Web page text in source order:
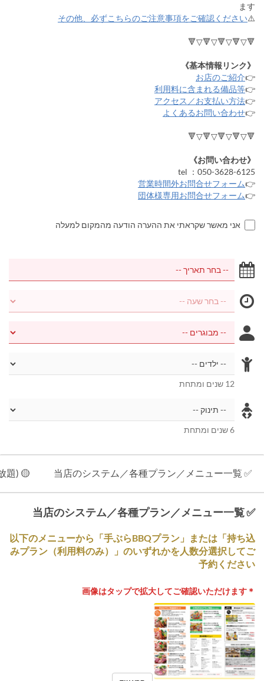
ます
⚠️
その他、必ずこちらのご注意事項をご確認ください
🔻▽🔻▽🔻▽🔻▽🔻
《基本情報リンク》
👉
お店のご紹介
👉
利用料に含まれる備品等
👉
アクセス／お支払い方法
👉
よくあるお問い合わせ
🔻▽🔻▽🔻▽🔻▽🔻
《お問い合わせ》
tel ：050-3628-6125
👉
営業時間外お問合せフォーム
👉
団体様専用お問合せフォーム
אני מאשר שקראתי את ההערה הודעה מהמקום למעלה
12 שנים ומתחת
6 שנים ומתחת
✅ 当店のシステム／各種プラン／メニュー一覧
🟡 手ぶらBBQプラン(大人利用料＋食材＋飲み放題)
✅ 当店のシステム／各種プラン／メニュー一覧
以下のメニューから「手ぶらBBQプラン」または「持ち込
みプラン（利用料のみ）」のいずれかを人数分選択してご
予約ください
＊画像はタップで拡大してご確認いただけます